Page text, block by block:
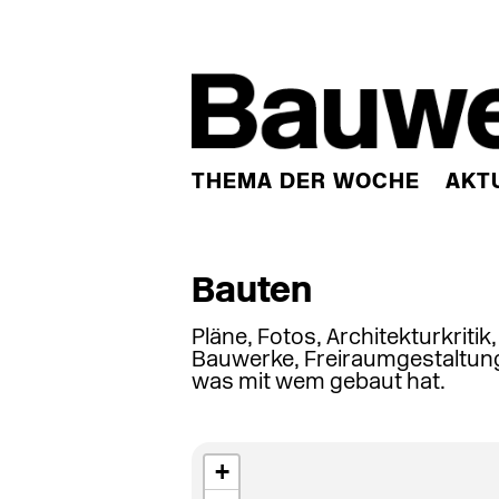
THEMA DER WOCHE
Bauten
Pläne, Fotos,
Bauwerke,
was mit wem gebaut hat.
+